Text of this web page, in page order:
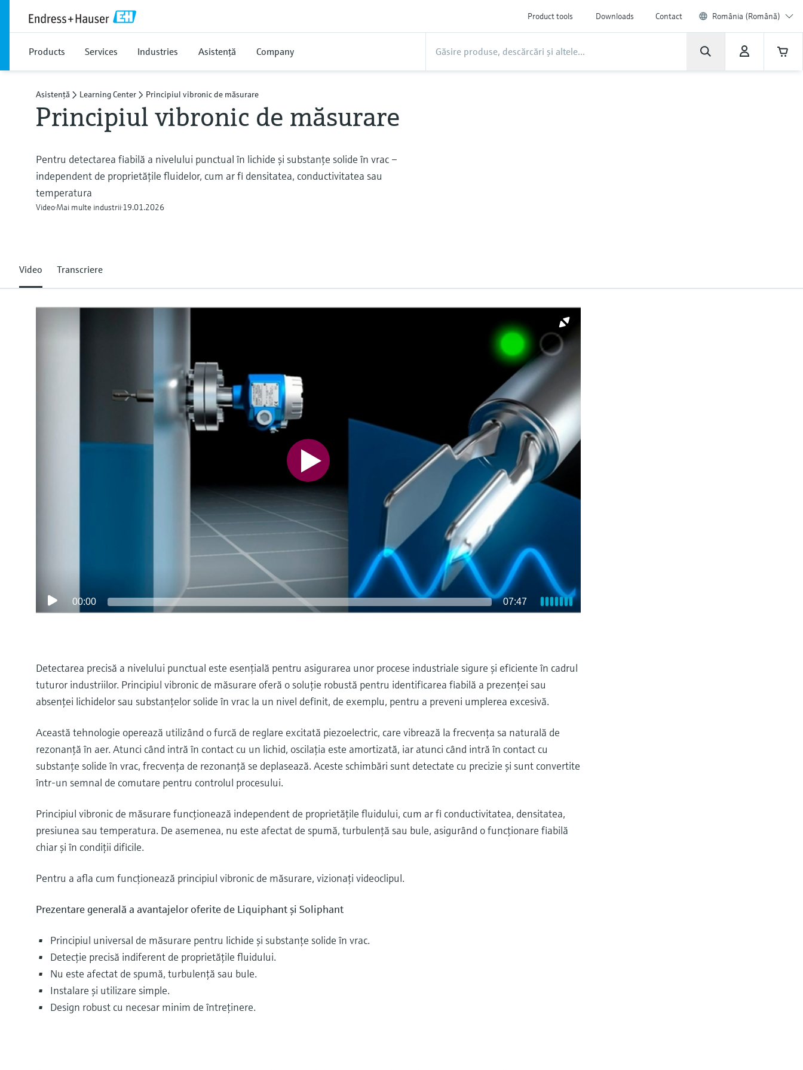
Product tools Downloads Contact România (Română)
Products Services Industries Asistență Company
Asistență Learning Center Principiul vibronic de măsurare
Principiul vibronic de măsurare
Pentru detectarea fiabilă a nivelului punctual în lichide şi substanţe solide în vrac –
independent de proprietăţile fluidelor, cum ar fi densitatea, conductivitatea sau
temperatura
VideoMai multe industrii19.01.2026
Video Transcriere
00:00 07:47
Detectarea precisă a nivelului punctual este esenţială pentru asigurarea unor procese industriale sigure şi eficiente în cadrul
tuturor industriilor. Principiul vibronic de măsurare oferă o soluţie robustă pentru identificarea fiabilă a prezenţei sau
absenţei lichidelor sau substanţelor solide în vrac la un nivel definit, de exemplu, pentru a preveni umplerea excesivă.
Această tehnologie operează utilizând o furcă de reglare excitată piezoelectric, care vibrează la frecvenţa sa naturală de
rezonanţă în aer. Atunci când intră în contact cu un lichid, oscilaţia este amortizată, iar atunci când intră în contact cu
substanţe solide în vrac, frecvenţa de rezonanţă se deplasează. Aceste schimbări sunt detectate cu precizie şi sunt convertite
într-un semnal de comutare pentru controlul procesului.
Principiul vibronic de măsurare funcţionează independent de proprietăţile fluidului, cum ar fi conductivitatea, densitatea,
presiunea sau temperatura. De asemenea, nu este afectat de spumă, turbulenţă sau bule, asigurând o funcţionare fiabilă
chiar şi în condiţii dificile.
Pentru a afla cum funcţionează principiul vibronic de măsurare, vizionaţi videoclipul.
Prezentare generală a avantajelor oferite de Liquiphant şi Soliphant
Principiul universal de măsurare pentru lichide şi substanţe solide în vrac.
Detecţie precisă indiferent de proprietăţile fluidului.
Nu este afectat de spumă, turbulenţă sau bule.
Instalare şi utilizare simple.
Design robust cu necesar minim de întreţinere.